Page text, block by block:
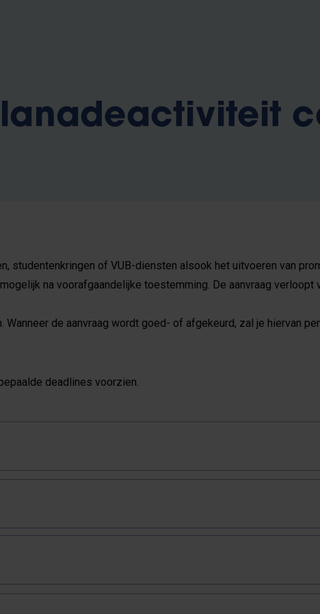
studentenkringen of VUB-diensten alsook het uitvoeren van
na voorafgaandelijke toestemming. De aanvraag verloopt
de aanvraag wordt goed- of afgekeurd, zal je hiervan
deadlines voorzien.